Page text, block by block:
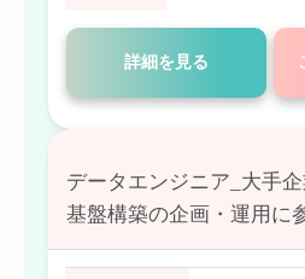
詳細を見る
データエンジニア_大手
基盤構築の企画・運用に